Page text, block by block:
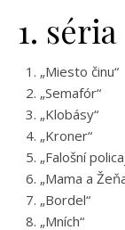
1. séria
„Miesto činu“
„Semafór“
„Klobásy“
„Kroner“
„Falošní
„Mama a
„Bordel“
„Mních“